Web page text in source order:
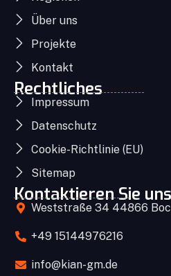
Über uns
Projekte
Kontakt
Rechtliches
Impressum
Datenschutz
Cookie-Richtlinie (EU)
Sitemap
Kontaktieren Sie uns
Weststraße 34 44866
+49 15144976216
info@kian-gm.de